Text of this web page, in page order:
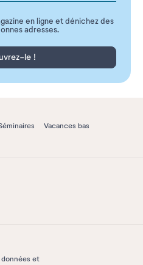
en ligne et dénichez des
adresses.
le !
Vacances bas
et